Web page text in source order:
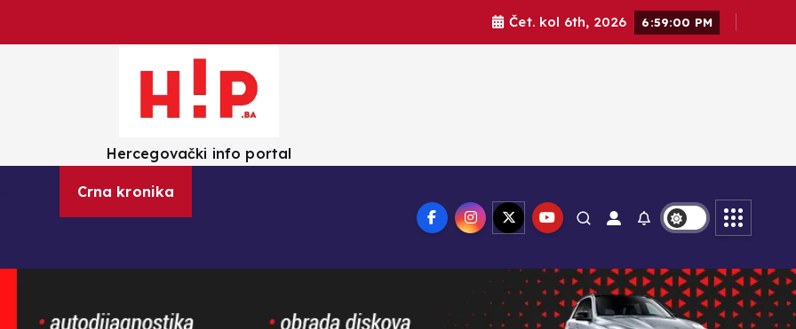
Čet. kol 6th, 2026 6:59:02 PM
Hercegovački info portal
Crna kronika